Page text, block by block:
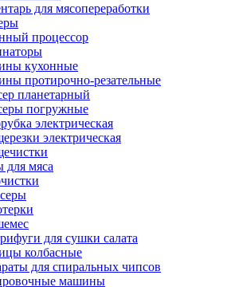
для мясопереработки
процессор
кухонные
протирочно-резательные
планетарный
погружные
электрическая
электрическая
мяса
для сушки салата
колбасные
для спиральных чипсов
машины